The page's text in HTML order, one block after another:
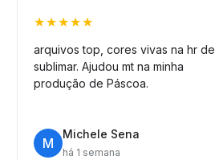
★★★★★
arquivos top, cores vivas na hr de
sublimar. Ajudou mt na minha
produção de Páscoa.
M
Michele Sena
há 1 semana